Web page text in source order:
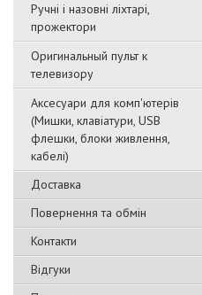
Ручні і назовні ліхтарі,
прожектори
Оригинальный пульт к
телевизору
Аксесуари для комп'ютерів
(Мишки, клавіатури, USB
флешки, блоки живлення,
кабелі)
Доставка
Повернення та обмін
Контакти
Відгуки